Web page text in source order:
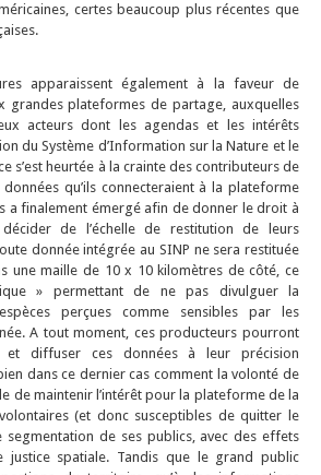
certes beaucoup plus récentes que
apparaissent également à la faveur de
grandes plateformes de partage, auxquelles
acteurs dont les agendas et les intérêts
du Système d’Information sur la Nature et le
s’est heurtée à la crainte des contributeurs de
qu’ils connecteraient à la plateforme
a finalement émergé afin de donner le droit à
de l’échelle de restitution de leurs
donnée intégrée au SINP ne sera restituée
une maille de 10 x 10 kilomètres de côté, ce
» permettant de ne pas divulguer la
perçues comme sensibles par les
A tout moment, ces producteurs pourront
diffuser ces données à leur précision
dans ce dernier cas comment la volonté de
de maintenir l’intérêt pour la plateforme de la
(et donc susceptibles de quitter le
de ses publics, avec des effets
justice spatiale. Tandis que le grand public